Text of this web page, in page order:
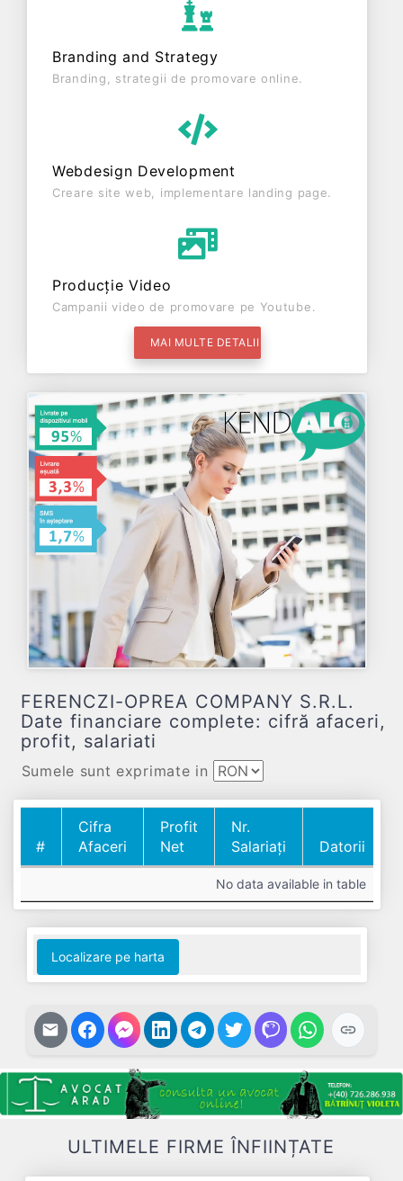
Branding and Strategy
Branding, strategii de promovare online.
Webdesign Development
Creare site web, implementare landing page.
Producție Video
Campanii video de promovare pe Youtube.
MAI MULTE DETALII
FERENCZI-OPREA COMPANY S.R.L.
Date financiare complete: cifră afaceri,
profit, salariati
Sumele sunt exprimate in
#
Cifra
Afaceri
Profit
Net
Nr.
Salariați
Datorii
Afaceri
Net
Nr.
Salariați
Datorii
No data available in table
Localizare pe harta
ULTIMELE FIRME ÎNFIINȚATE